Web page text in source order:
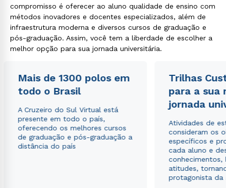
compromisso é oferecer ao aluno qualidade de ensino com
métodos inovadores e docentes especializados, além de
infraestrutura moderna e diversos cursos de graduação e
pós-graduação. Assim, você tem a liberdade de escolher a
melhor opção para sua jornada universitária.
Mais de 1300 polos em
todo o Brasil
A Cruzeiro do Sul Virtual está
presente em todo o país,
oferecendo os melhores cursos
de graduação e pós-graduação a
distância do país
Trilhas
para a sua
jornada
Atividades de
consideram os
específicos e
cada aluno e
conhecimentos,
atitudes,
protagonista da
Estou de acordo com a Política de Privacidade.